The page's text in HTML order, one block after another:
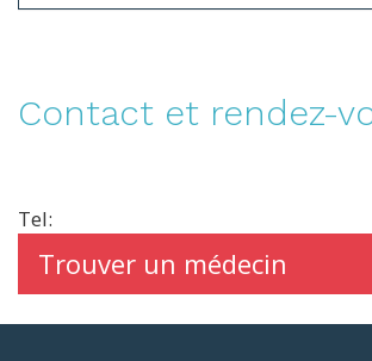
Contact et rendez-
Tel:
Trouver un médecin